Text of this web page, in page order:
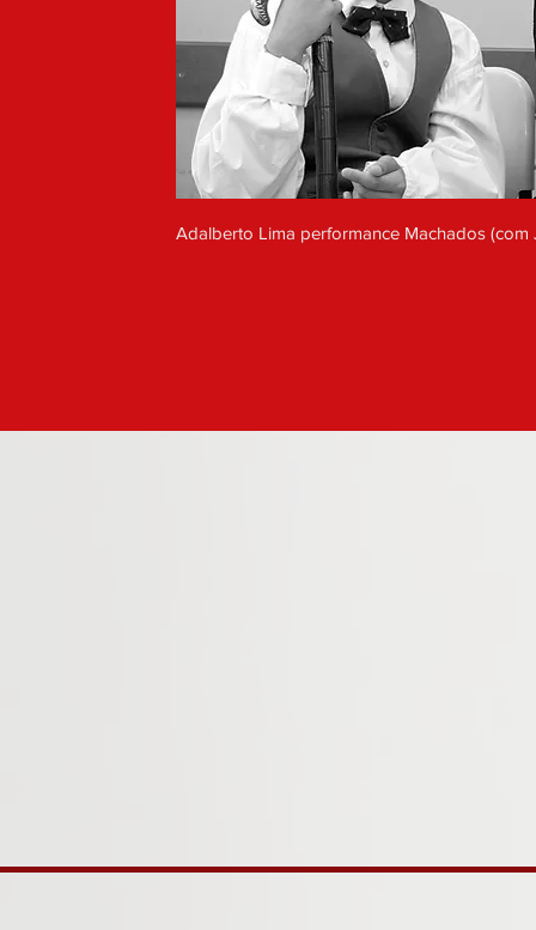
Adalberto Lima performance Machados